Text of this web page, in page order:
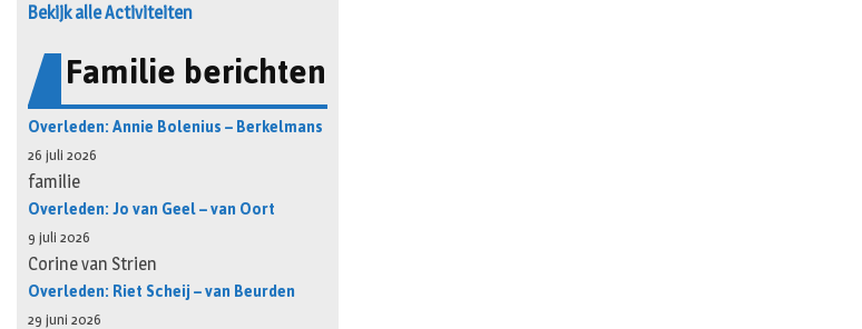
Bekijk alle Activiteiten
Familie berichten
Overleden: Annie Bolenius – Berkelmans
26 juli 2026
familie
Overleden: Jo van Geel – van Oort
9 juli 2026
Corine van Strien
Overleden: Riet Scheij – van Beurden
29 juni 2026